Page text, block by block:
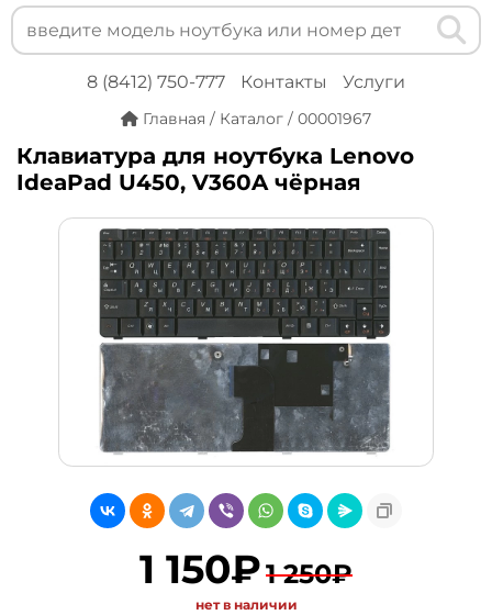
8 (8412) 750-777 Контакты Услуги
Главная / Каталог / 00001967
Клавиатура для ноутбука Lenovo
IdeaPad U450, V360A чёрная
1 150₽1 250₽
нет в наличии